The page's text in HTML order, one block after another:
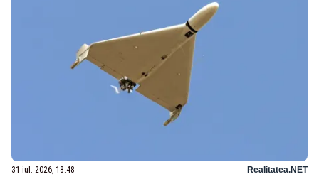
31 iul. 2026, 18:48 Realitatea.NET